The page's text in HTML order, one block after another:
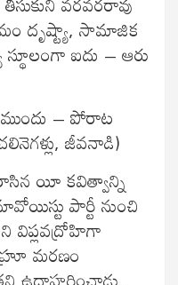
దృష్ట్యా, సామాజిక
ఐదు – ఆరు
– పోరాట
జీవనాడి)
యీ కవిత్వాన్ని
పార్టీ నుంచి
మరణం